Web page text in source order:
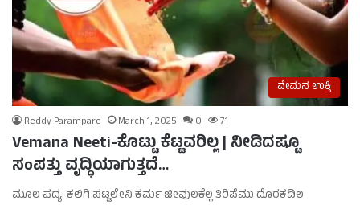
ವೇಮನ ಉಕ್ತಿ
Reddy Parampare March 1, 2025 0 71
Vemana Neeti-ಕೊಟ್ಟು ಕೆಟ್ಟವರಿಲ್ಲ | ನೀಡಿದಷ್ಟೂ
ಸಂಪತ್ತು ವೃದ್ಧಿಯಾಗುತ್ತದೆ…
ಮೂಲ ಪದ್ಯ: ಕಲಿಗಿ ಪಟ್ಟಲೇನಿ ಕರ್ಮ ಜೀವುಲಕೆಲ್ಲ ತಿರಿಪೆಮು ದೊರಕದಿಲ